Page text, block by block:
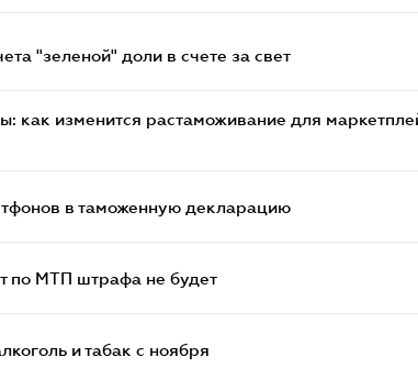
"зеленой" доли в счете за свет
как изменится растаможивание для
в таможенную декларацию
по МТП штрафа не будет
и табак с ноября